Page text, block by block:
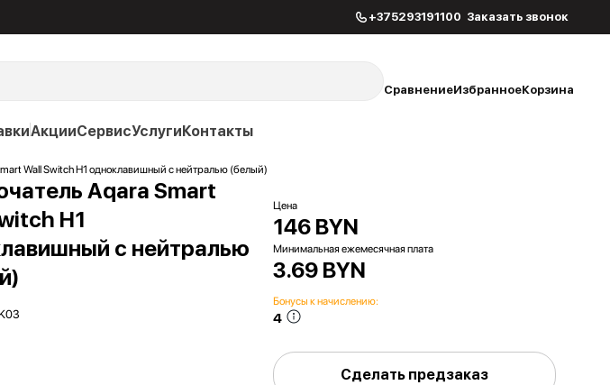
+375293191100 Заказать звонок
СравнениеИзбранноеКорзина
АкцииСервисУслугиКонтакты
Wall Switch H1 одноклавишный с нейтралью (белый)
Aqara Smart
H1
с нейтралью
Цена
146 BYN
Минимальная ежемесячная плата
3.69 BYN
Бонусы к начислению:
4
Сделать предзаказ